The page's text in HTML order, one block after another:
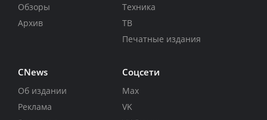
Обзоры
Архив
Техника
ТВ
Печатные издания
CNews
Об издании
Реклама
Соцсети
Max
VK